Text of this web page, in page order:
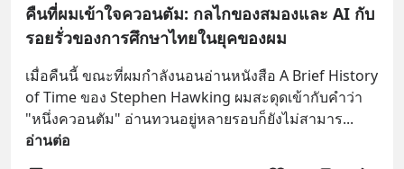
คืนที่ผมเข้าใจควอนตัม: กลไกของสมองและ AI กับ
รอยรั่วของการศึกษาไทยในยุคของผม
เมื่อคืนนี้ ขณะที่ผมกำลังนอนอ่านหนังสือ A Brief History
of Time ของ Stephen Hawking ผมสะดุดเข้ากับคำว่า
"หนึ่งควอนตัม" อ่านทวนอยู่หลายรอบก็ยังไม่สามาร
อ่านต่อ